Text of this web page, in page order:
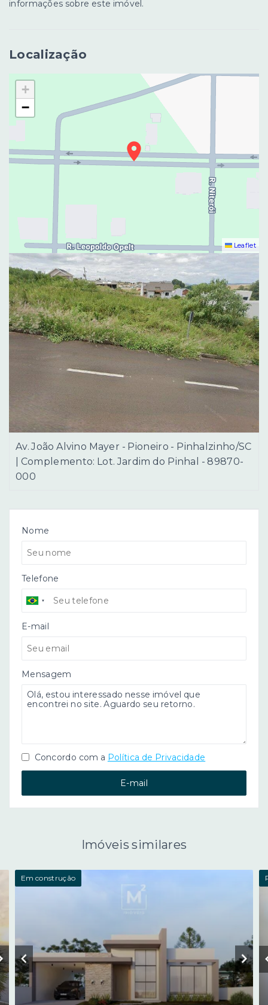
Nome
Telefone
E-mail
Mensagem
Concordo com a Política de Privacidade
E-mail
informações sobre este imóvel.
Localização
+
−
Leaflet
Av. João Alvino Mayer - Pioneiro - Pinhalzinho/SC
| Complemento: Lot. Jardim do Pinhal
- 89870-
000
Imóveis similares
Em construção